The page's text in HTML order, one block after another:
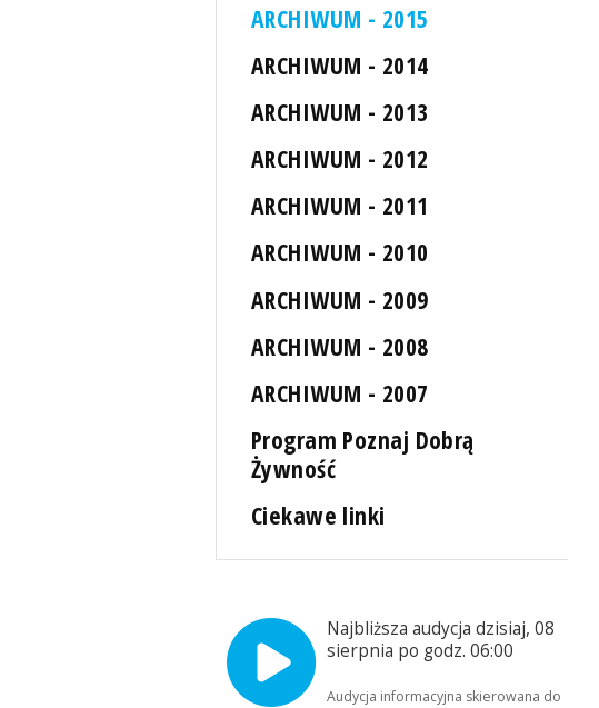
ARCHIWUM - 2015
ARCHIWUM - 2014
ARCHIWUM - 2013
ARCHIWUM - 2012
ARCHIWUM - 2011
ARCHIWUM - 2010
ARCHIWUM - 2009
ARCHIWUM - 2008
ARCHIWUM - 2007
Program Poznaj Dobrą
Żywność
Ciekawe linki
Najbliższa audycja dzisiaj, 08
sierpnia po godz. 06:00
Audycja informacyjna skierowana do